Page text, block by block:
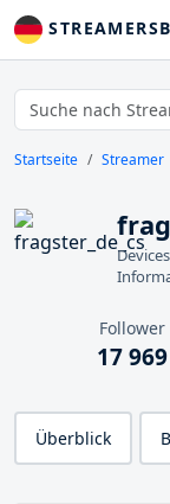
Startseite Streamer
Follower
17 969
Überblick